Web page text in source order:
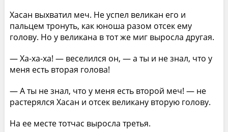
Хасан выхватил меч. Не успел великан его и
пальцем тронуть, как юноша разом отсек ему
голову. Но у великана в тот же миг выросла другая.
— Ха-ха-ха! — веселился он, — а ты и не знал, что у
меня есть вторая голова!
— А ты не знал, что у меня есть второй меч! — не
растерялся Хасан и отсек великану вторую голову.
На ее месте тотчас выросла третья.